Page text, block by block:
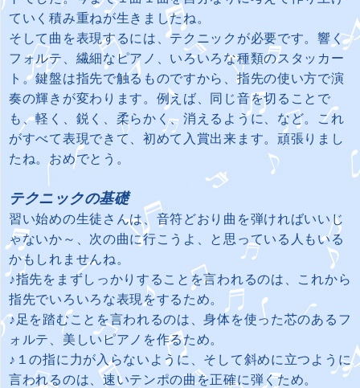
ていく積み重ねが生きましたね。
そして曲を表現するには、テクニックが必要です。響く
フォルテ、繊細なピアノ、いろいろな種類のスタッカー
ト。鍵盤は指先で触るものですから、指先の使い方で演
奏の輝きが変わります。例えば、同じ音を切ることで
も、軽く、鋭く、柔らかく、消えるように、など。これ
がすべて表現できて、初めて入賞出来ます。頑張りまし
たね。おめでとう。
テクニックの基礎
習い始めの生徒さんは、音符どおり曲を弾ければいいじ
ゃないか～、次の曲に行こうよ、と思っている人もいる
かもしれませんね。
♪指先をまずしっかりすることを言われるのは、これから
指先でいろいろな表現をするため。
♪足を踏むことを言われるのは、身体を使った芯のあるフ
ォルテ、美しいピアノを作るため。
♪１の指に力が入らないように、そして斜めに立つように
言われるのは、速いテンポの曲を正確に弾くため。